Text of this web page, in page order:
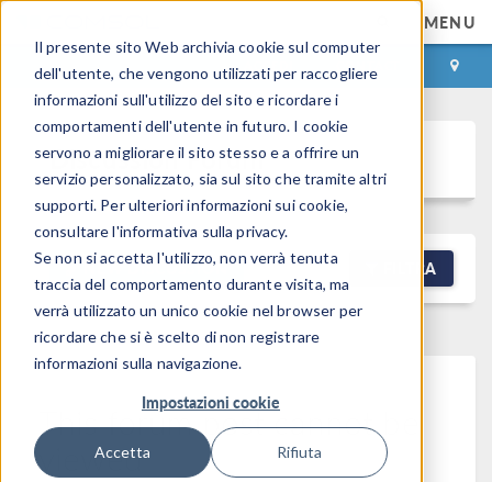
Il presente sito Web archivia cookie sul computer
dell'utente, che vengono utilizzati per raccogliere
informazioni sull'utilizzo del sito e ricordare i
comportamenti dell'utente in futuro. I cookie
servono a migliorare il sito stesso e a offrire un
servizio personalizzato, sia sul sito che tramite altri
supporti. Per ulteriori informazioni sui cookie,
consultare l'informativa sulla privacy.
Se non si accetta l'utilizzo, non verrà tenuta
traccia del comportamento durante visita, ma
verrà utilizzato un unico cookie nel browser per
ricordare che si è scelto di non registrare
informazioni sulla navigazione.
Impostazioni cookie
Accetta Rifiuta
MENU
ACCEDI CONTACT
Discussion Forum
NEW DISCUSSION FILTRA
This forum post cannot be
viewed